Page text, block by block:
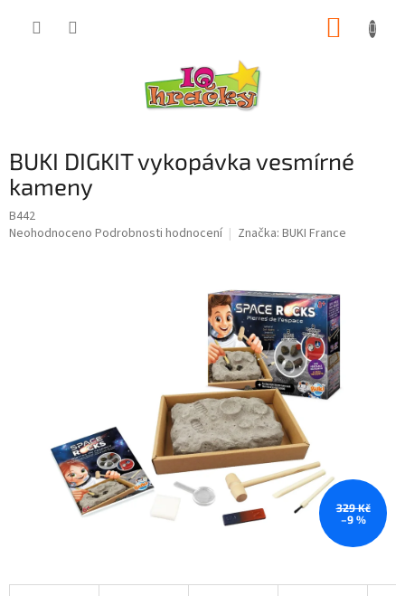
BUKI DIGKIT vykopávka vesmírné
kameny
B442
Průměrné
Neohodnoceno Podrobnosti hodnocení Značka: BUKI France
329 Kč
–9 %